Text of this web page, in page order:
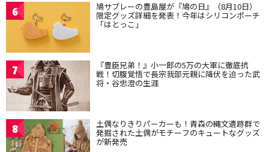
6 鳩サブレーの豊島屋が『鳩の日』（8月10日）
限定グッズ詳細を発表！今年はシリコンポーチ
「はとっこ」
7 『豊臣兄弟！』小一郎の5万の大軍に徹底抗
戦！切腹覚悟で長宗我部元親に降伏を迫った武
将・谷忠澄の生涯
8 土偶なりきりパーカーも！青森の縄文遺跡群で
発掘された土偶がモチーフのキュートなグッズ
が新発売